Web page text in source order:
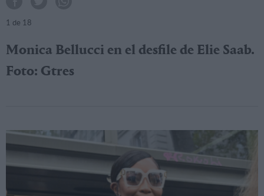
1 de 18
Monica Bellucci en el desfile de Elie Saab.
Foto: Gtres